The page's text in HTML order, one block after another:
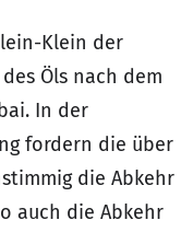
Klein der
Öls nach dem
In der
fordern die über
die Abkehr
auch die Abkehr